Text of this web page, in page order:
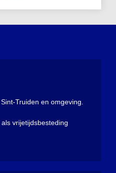
Truiden en omgeving.
vrijetijdsbesteding